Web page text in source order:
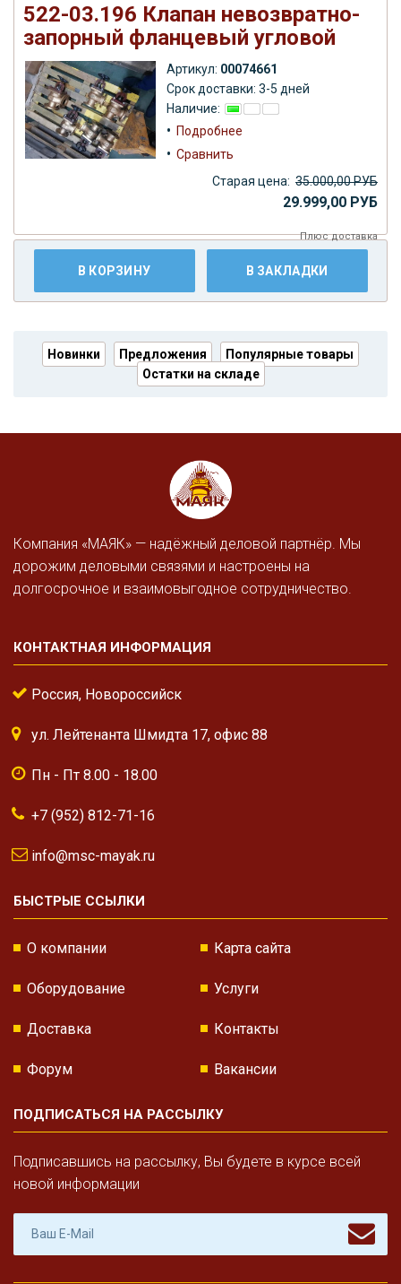
522-03.196 Клапан невозвратно-
запорный фланцевый угловой
Артикул: 00074661
Срок доставки: 3-5 дней
Наличие:
• Подробнее
• Сравнить
Старая цена: 35.000,00 РУБ
29.999,00 РУБ
Плюсдоставка
В КОРЗИНУ В ЗАКЛАДКИ
Новинки Предложения
Популярные товары
Остатки на складе
Компания «МАЯК» — надёжный деловой партнёр. Мы
дорожим деловыми связями и настроены на
долгосрочное и взаимовыгодное сотрудничество.
КОНТАКТНАЯ ИНФОРМАЦИЯ
Россия, Новороссийск
ул. Лейтенанта Шмидта 17, офис 88
Пн - Пт 8.00 - 18.00
+7 (952) 812-71-16
info@msc-mayak.ru
БЫСТРЫЕ ССЫЛКИ
О компании Карта сайта
Оборудование Услуги
Доставка Контакты
Форум Вакансии
ПОДПИСАТЬСЯ НА РАССЫЛКУ
Подписавшись на рассылку, Вы будете в курсе всей
новой информации